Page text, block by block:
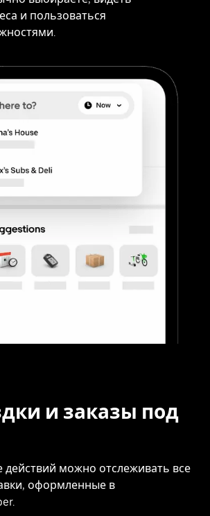
и пользоваться
и заказы под
действий можно отслеживать все
оформленные в